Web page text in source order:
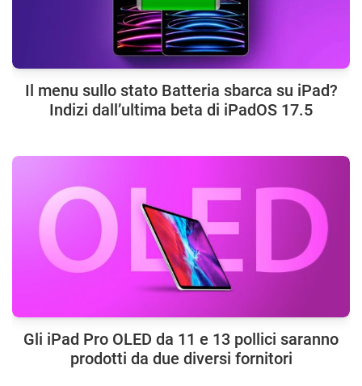
Il menu sullo stato Batteria sbarca su iPad?
Indizi dall’ultima beta di iPadOS 17.5
Gli iPad Pro OLED da 11 e 13 pollici saranno
prodotti da due diversi fornitori